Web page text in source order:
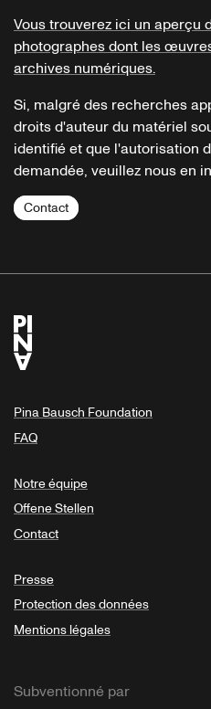
Vous trouverez ici un aperçu
photographes dont les
archives numériques.
Si, malgré des recherches
droits d'auteur du matériel
identifié et que l'autorisation
demandée, veuillez nous en
Contact
Pina Bausch Foundation
FAQ
Notre équipe
Offene Stellen
Contact
Presse
Protection des données
Mentions légales
Subventionné par